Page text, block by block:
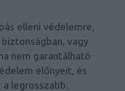
elleni védelemre,
vagy
nem garantálható
előnyeit, és
legrosszabb.